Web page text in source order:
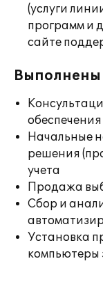
(услуги
программ и
сайте
Начальные
решения
учета
Продажа
Сбор и
Установка
компьютеры